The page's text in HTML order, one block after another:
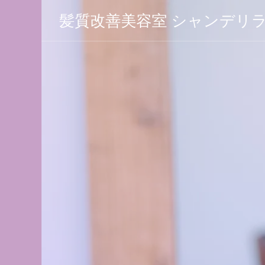
髪質改善美容室 シャンデリラ